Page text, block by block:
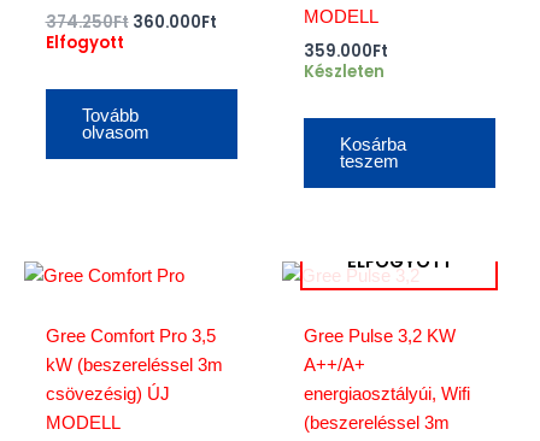
374.250Ft 360.000Ft
Elfogyott
Tovább
olvasom
MODELL
359.000Ft
Készleten
Kosárba
teszem
Gree Comfort Pro 3,5
kW (beszereléssel 3m
csövezésig) ÚJ
MODELL
Original
369.000Ft. 350.000Ft.
ELFOGYOTT
Gree Pulse 3,2 KW
A++/A+
energiaosztályúi, Wifi
(beszereléssel 3m
Original
price
334.000Ft.
price